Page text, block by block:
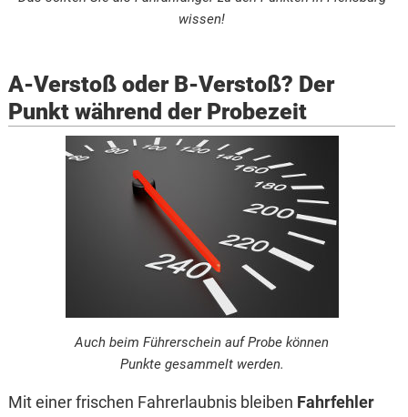
wissen!
A-Verstoß oder B-Verstoß? Der
Punkt während der Probezeit
Auch beim Führerschein auf Probe können
Punkte gesammelt werden.
Mit einer frischen Fahrerlaubnis bleiben Fahrfehler